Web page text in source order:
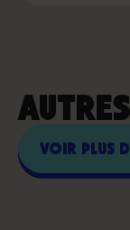
VOIR PLUS